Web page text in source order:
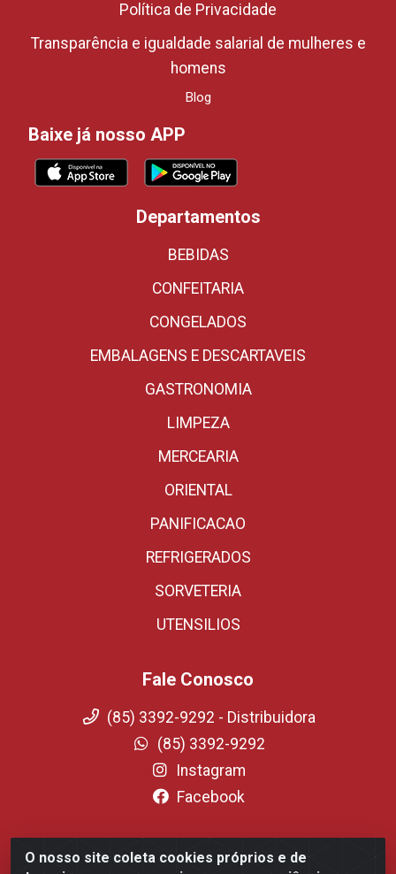
O nosso site coleta cookies próprios e de
Política de Privacidade
Transparência e igualdade salarial de mulheres e
homens
Blog
Baixe já nosso APP
Departamentos
BEBIDAS
CONFEITARIA
CONGELADOS
EMBALAGENS E DESCARTAVEIS
GASTRONOMIA
LIMPEZA
MERCEARIA
ORIENTAL
PANIFICACAO
REFRIGERADOS
SORVETERIA
UTENSILIOS
Fale Conosco
(85) 3392-9292 - Distribuidora
(85) 3392-9292
Instagram
Facebook
Fortali Distribuidora de Alimentos LTDA - Avenida